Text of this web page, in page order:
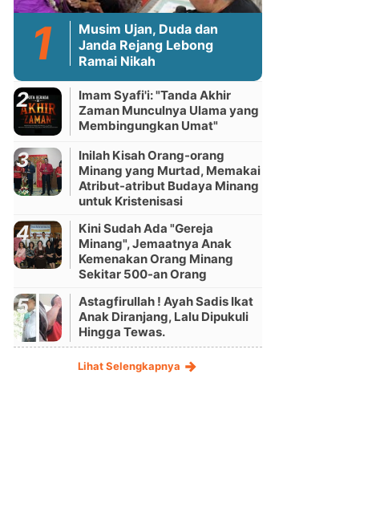
Musim Ujan, Duda dan
Janda Rejang Lebong
Ramai Nikah
Imam Syafi'i: "Tanda Akhir
Zaman Munculnya Ulama yang
Membingungkan Umat"
Inilah Kisah Orang-orang
Minang yang Murtad, Memakai
Atribut-atribut Budaya Minang
untuk Kristenisasi
Kini Sudah Ada "Gereja
Minang", Jemaatnya Anak
Kemenakan Orang Minang
Sekitar 500-an Orang
Astagfirullah ! Ayah Sadis Ikat
Anak Diranjang, Lalu Dipukuli
Hingga Tewas.
Lihat Selengkapnya